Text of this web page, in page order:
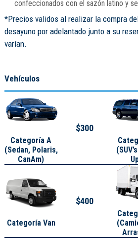
confeccionados con el sazón latino y
*Precios validos al realizar la compra
desayuno por adelantado junto a su
varían.
Vehículos
Categoría A
(Sedan, Polaris,
CanAm)
$300
Categoría Van
$400